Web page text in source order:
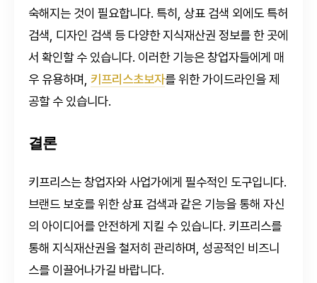
숙해지는 것이 필요합니다. 특히, 상표 검색 외에도 특허
검색, 디자인 검색 등 다양한 지식재산권 정보를 한 곳에
서 확인할 수 있습니다. 이러한 기능은 창업자들에게 매
우 유용하며, 키프리스초보자를 위한 가이드라인을 제
공할 수 있습니다.
결론
키프리스는 창업자와 사업가에게 필수적인 도구입니다.
브랜드 보호를 위한 상표 검색과 같은 기능을 통해 자신
의 아이디어를 안전하게 지킬 수 있습니다. 키프리스를
통해 지식재산권을 철저히 관리하며, 성공적인 비즈니
스를 이끌어나가길 바랍니다.